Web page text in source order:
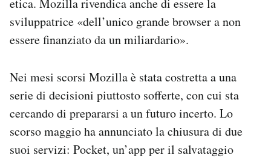
etica. Mozilla rivendica anche di essere la
sviluppatrice «dell’unico grande browser a non
essere finanziato da un miliardario».
Nei mesi scorsi Mozilla è stata costretta a una
serie di decisioni piuttosto sofferte, con cui sta
cercando di prepararsi a un futuro incerto. Lo
scorso maggio ha annunciato la chiusura di due
suoi servizi: Pocket, un’app per il salvataggio